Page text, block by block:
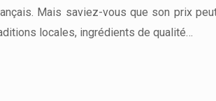
Mais saviez-vous que son prix
locales, ingrédients de qualité…